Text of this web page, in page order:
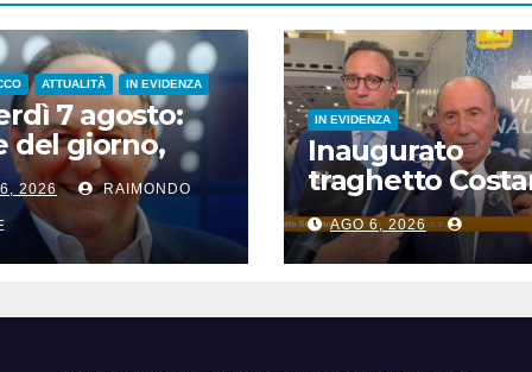
ATTUALITÀ IN EVIDENZA
7 agosto:
del giorno,
del giorno, nati
accadde
2026 RAIMONDO
IN EVIDENZA
Inaugurato
traghetto
di Sicilia,
“Mantenuto
impegni presi”
AGO 6, 2026